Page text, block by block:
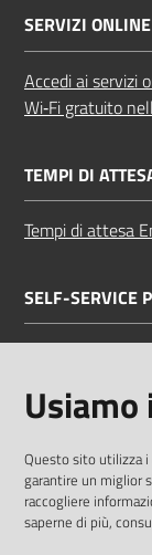
SERVIZI ONLINE
Accedi ai servizi
Wi‑Fi gratuito
TEMPI DI
Tempi di attesa
SELF-SERVICE
Dichiarazione di
Privacy policy
Usiamo
Questo sito utilizza
garantire un miglior
raccogliere
saperne di più,